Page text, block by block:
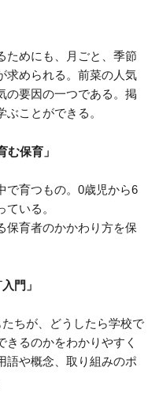
めにも、月ごと、季節
求められる。前菜の人気
の要因の一つである。掲
ことができる。
む保育」
育つもの。 0歳児から6
いる。
保育者のかかわり方を保
入門」
ちが、どうしたら学校で
るのかをわかりやすく
語や概念、取り組みのポ